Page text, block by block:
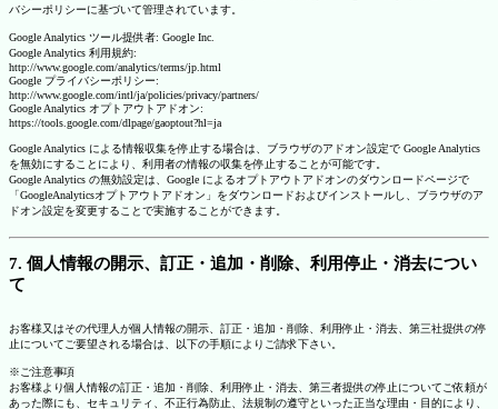
バシーポリシーに基づいて管理されています。
Google Analytics ツール提供者: Google Inc.
Google Analytics 利用規約:
http://www.google.com/analytics/terms/jp.html
Google プライバシーポリシー:
http://www.google.com/intl/ja/policies/privacy/partners/
Google Analytics オプトアウトアドオン:
https://tools.google.com/dlpage/gaoptout?hl=ja
Google Analytics による情報収集を停止する場合は、ブラウザのアドオン設定で Google Analytics
を無効にすることにより、利用者の情報の収集を停止することが可能です。
Google Analytics の無効設定は、Google によるオプトアウトアドオンのダウンロードページで
「GoogleAnalyticsオプトアウトアドオン」をダウンロードおよびインストールし、ブラウザのア
ドオン設定を変更することで実施することができます。
7. 個人情報の開示、訂正・追加・削除、利用停止・消去につい
て
お客様又はその代理人が個人情報の開示、訂正・追加・削除、利用停止・消去、第三社提供の停
止についてご要望される場合は、以下の手順によりご請求下さい。
※ご注意事項
お客様より個人情報の訂正・追加・削除、利用停止・消去、第三者提供の停止についてご依頼が
あった際にも、セキュリティ、不正行為防止、法規制の遵守といった正当な理由・目的により、